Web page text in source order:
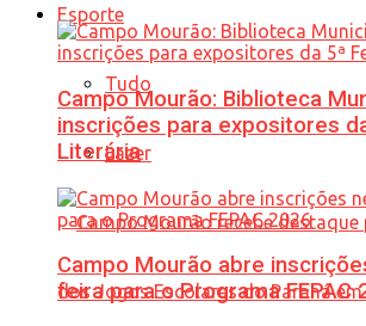
Esporte
Tudo
Lazer
Campo Mourão: Biblioteca
inscrições para expositores
Literária
Campo Mourão abre
feira para o Programa FEPAC